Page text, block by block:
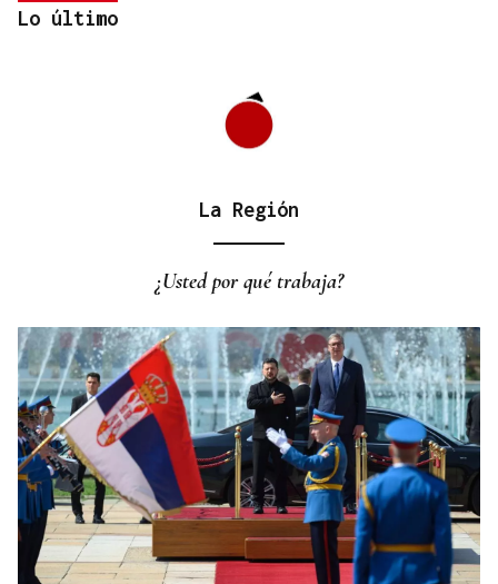
Itxu Díaz
El doble bikini como filosofía de vida
Lo último
La Región
¿Usted por qué trabaja?